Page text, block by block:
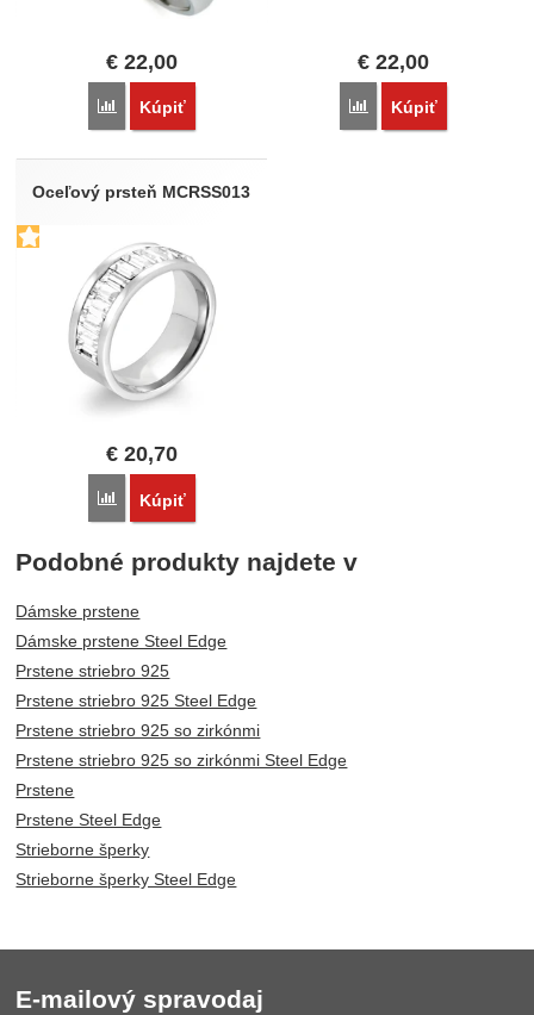
€ 22,00
Porovnať
Kúpiť
€22,00
Porovnať
Kúpiť
Oceľový prsteň MCRSS013
€ 20,70
Porovnať
Kúpiť
Podobné produkty najdete v
Dámske prstene
Dámske prstene Steel Edge
Prstene striebro 925
Prstene striebro 925 Steel Edge
Prstene striebro 925 so zirkónmi
Prstene striebro 925 so zirkónmi Steel Edge
Prstene
Prstene Steel Edge
Strieborne šperky
Strieborne šperky Steel Edge
E-mailový spravodaj